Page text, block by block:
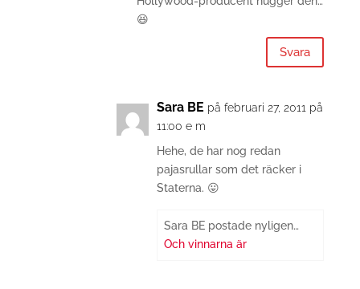
😆
Svara
Sara BE på februari 27, 2011 på
11:00 e m
Hehe, de har nog redan
pajasrullar som det räcker i
Staterna. 😛
Sara BE postade nyligen…
Och vinnarna är